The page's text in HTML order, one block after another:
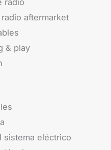
aftermarket
& play
sistema eléctrico